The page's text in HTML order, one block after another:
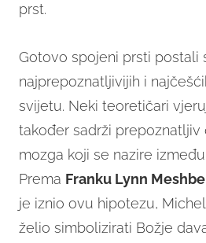
prst.
Gotovo spojeni prsti postali
najprepoznatljivijih i
svijetu. Neki teoretičari
također sadrži prepoznatljiv
mozga koji se nazire
Prema Franku Lynn
je iznio ovu hipotezu,
želio simbolizirati Božje